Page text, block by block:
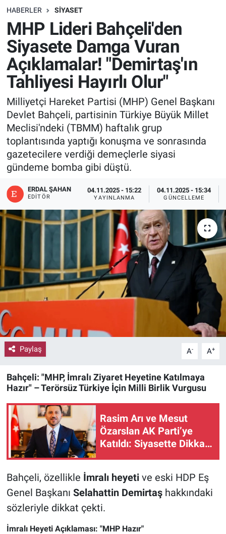
HABERLER SİYASET
MHP Lideri Bahçeli'den
Siyasete Damga Vuran
Açıklamalar! "Demirtaş'ın
Tahliyesi Hayırlı Olur"
Milliyetçi Hareket Partisi (MHP) Genel Başkanı
Devlet Bahçeli, partisinin Türkiye Büyük Millet
Meclisi'ndeki (TBMM) haftalık grup
toplantısında yaptığı konuşma ve sonrasında
gazetecilere verdiği demeçlerle siyasi
gündeme bomba gibi düştü.
ERDAL ŞAHAN
EDITÖR
04.11.2025 - 15:22
YAYINLANMA
04.11.2025 - 15:34
GÜNCELLEME
Paylaş A- A+
Bahçeli: "MHP, İmralı Ziyaret Heyetine Katılmaya
Hazır" – Terörsüz Türkiye İçin Milli Birlik Vurgusu
Rasim Arı ve Mesut
Özarslan AK Parti’ye
Katıldı: Siyasette Dikkat
Bahçeli, özellikle İmralı heyetive eski HDP Eş
Genel Başkanı Selahattin Demirtaşhakkındaki
sözleriyle dikkat çekti.
İmralı Heyeti Açıklaması: "MHP Hazır"